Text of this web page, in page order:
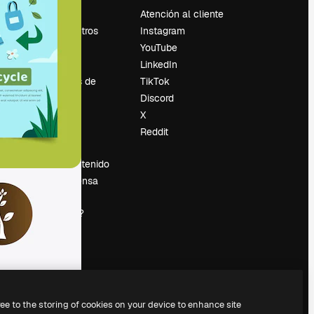
Precios
Sobre nosotros
Reviews
Empleo
Tendencias de
búsqueda
Blog
Eventos
Vender contenido
Sala de prensa
magnific.ai?
Atención al cliente
Instagram
YouTube
LinkedIn
TikTok
Discord
X
Reddit
to the storing of cookies on your device to enhance site